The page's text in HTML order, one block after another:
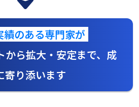
績のある専門家が
から拡大・安定まで、成
寄り添います